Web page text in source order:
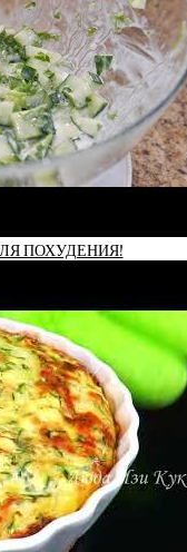
ПОХУДЕНИЯ!